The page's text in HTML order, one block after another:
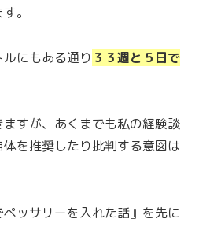
。
にもある通り ３３週と５日で
すが、あくまでも私の経験談
を推奨したり批判する意図は
ッサリーを入れた話』を先に